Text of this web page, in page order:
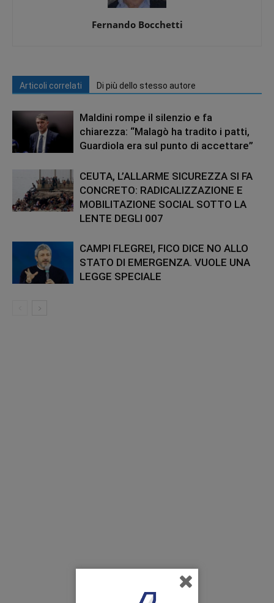
Fernando Bocchetti
Articoli correlati Di più dello stesso autore
Maldini rompe il silenzio e fa
chiarezza: “Malagò ha tradito i patti,
Guardiola era sul punto di accettare”
CEUTA, L’ALLARME SICUREZZA SI FA
CONCRETO: RADICALIZZAZIONE E
MOBILITAZIONE SOCIAL SOTTO LA
LENTE DEGLI 007
CAMPI FLEGREI, FICO DICE NO ALLO
STATO DI EMERGENZA. VUOLE UNA
LEGGE SPECIALE